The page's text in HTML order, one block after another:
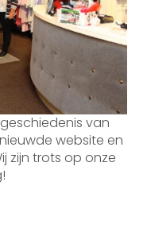
van
website en
zijn trots op onze